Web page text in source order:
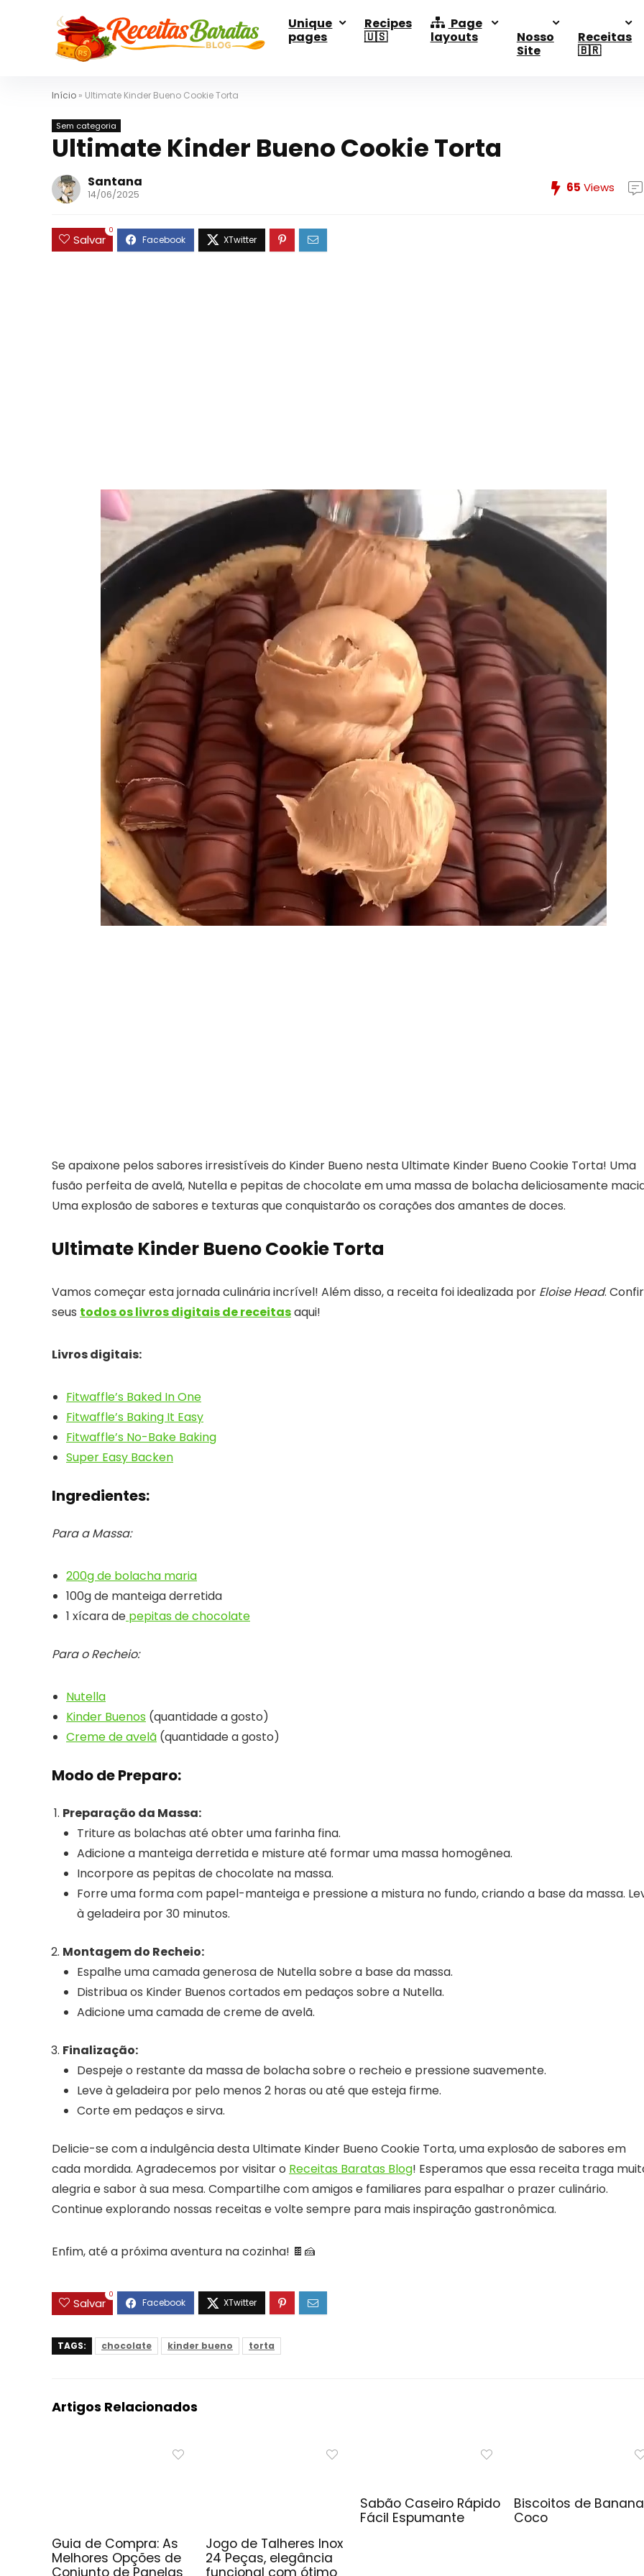
Unique
pages
Recipes
🇺🇸
Page
layouts
Nosso
Site
Receitas
🇧🇷
Início » Ultimate Kinder Bueno Cookie Torta
Sem categoria
Ultimate Kinder Bueno Cookie Torta
Santana
14/06/2025 65 Views
Salvar
0
Se apaixone pelos sabores irresistíveis do Kinder Bueno nesta Ultimate Kinder Bueno Cookie Torta! Uma
fusão perfeita de avelã, Nutella e pepitas de chocolate em uma massa de bolacha deliciosamente
Uma explosão de sabores e texturas que conquistarão os corações dos amantes de doces.
Ultimate Kinder Bueno Cookie Torta
Vamos começar esta jornada culinária incrível! Além disso, a receita foi idealizada por Eloise Head.
seus todos os livros digitais de receitasaqui!
Livros digitais:
Fitwaffle’s Baked In One
Fitwaffle’s Baking It Easy
Fitwaffle’s No-Bake Baking
Super Easy Backen
Ingredientes:
Para a Massa:
200g de bolacha maria
100g de manteiga derretida
1 xícara de pepitas de chocolate
Para o Recheio:
Nutella
Kinder Buenos (quantidade a gosto)
Creme de avelã (quantidade a gosto)
Modo de Preparo:
Preparação da Massa:
Triture as bolachas até obter uma farinha fina.
Adicione a manteiga derretida e misture até formar uma massa homogênea.
Incorpore as pepitas de chocolate na massa.
Forre uma forma com papel-manteiga e pressione a mistura no fundo, criando a base da massa.
à geladeira por 30 minutos.
Montagem do Recheio:
Espalhe uma camada generosa de Nutella sobre a base da massa.
Distribua os Kinder Buenos cortados em pedaços sobre a Nutella.
Adicione uma camada de creme de avelã.
Finalização:
Despeje o restante da massa de bolacha sobre o recheio e pressione suavemente.
Leve à geladeira por pelo menos 2 horas ou até que esteja firme.
Corte em pedaços e sirva.
Delicie-se com a indulgência desta Ultimate Kinder Bueno Cookie Torta, uma explosão de sabores em
cada mordida. Agradecemos por visitar o Receitas Baratas Blog! Esperamos que essa receita traga
alegria e sabor à sua mesa. Compartilhe com amigos e familiares para espalhar o prazer culinário.
Continue explorando nossas receitas e volte sempre para mais inspiração gastronômica.
Enfim, até a próxima aventura na cozinha! 🍫🍰
Salvar
0
TAGS: chocolate kinder bueno torta
Artigos Relacionados
Guia de Compra: As
Melhores Opções de
Conjunto de Panelas
Jogo de Talheres Inox
24 Peças, elegância
funcional com ótimo
Sabão Caseiro Rápido
Fácil Espumante
Biscoitos de
Coco